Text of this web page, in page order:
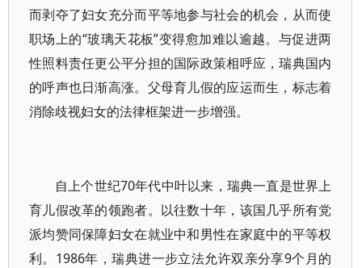
而剥夺了妇女充分而平等地参与社会的机会，从而使
职场上的“玻璃天花板”变得愈加难以逾越。与促进两
性照料责任更公平分担的国际政策相呼应，瑞典国内
的呼声也日渐高涨。父母育儿假的应运而生，标志着
消除歧视妇女的法律框架进一步增强。
自上个世纪70年代中叶以来，瑞典一直是世界上
育儿假改革的领跑者。以往数十年，该国几乎所有党
派均赞同保障妇女在就业中和男性在家庭中的平等权
利。1986年，瑞典进一步立法允许双亲分享9个月的